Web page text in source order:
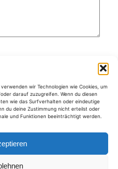
wir Technologien wie Cookies, um
darauf zuzugreifen. Wenn du diesen
wie das Surfverhalten oder eindeutige
du deine Zustimmung nicht erteilst oder
und Funktionen beeinträchtigt werden.